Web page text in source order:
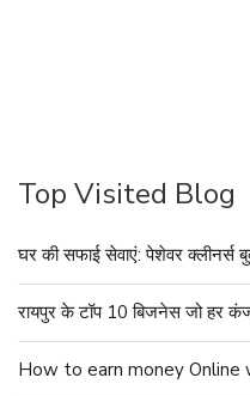
Top Visited Blog
घर की सफाई सेवाएं: पेशेवर
रायपुर के टॉप 10 बिजनेस जो हर
How to earn money Online